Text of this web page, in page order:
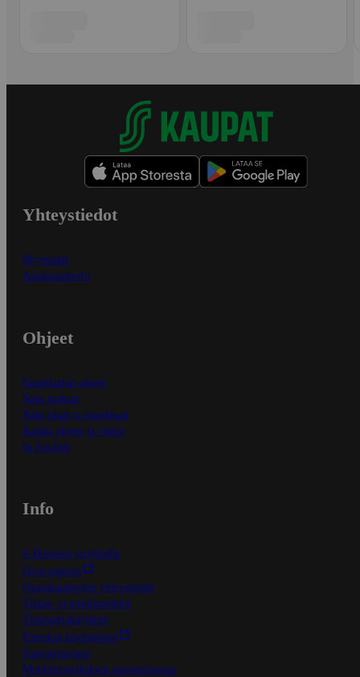
Yhteystiedot
Myymälät
Asiakaspalvelu
Ohjeet
Ensitilaajan ohjeet
Näin maksat
Näin tilaat ja muokkaat
Kaikki ohjeet ja vinkit
In English
Info
S-Business yrityksille
Oiva-raportit
Osuuskauppojen yhteystiedot
Tilaus- ja toimitusehdot
Tietosuojakäytäntö
Palvelun käyttöehdot
Saavutettavuus
Mobiilisovelluksen saavutettavuus